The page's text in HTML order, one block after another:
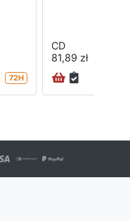
72H
CD
81,89 zł